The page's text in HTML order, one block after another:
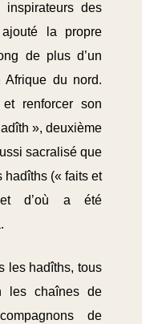
des
la propre
de plus d’un
Afrique du nord.
renforcer son
», deuxième
sacralisé que
hadîths (« faits et
d’où a été
les hadîths, tous
les chaînes de
de